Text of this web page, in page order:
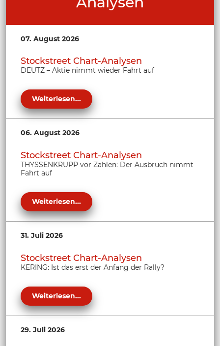
07. August 2026
Stockstreet Chart-Analysen
DEUTZ – Aktie nimmt wieder Fahrt auf
Weiterlesen...
06. August 2026
Stockstreet Chart-Analysen
THYSSENKRUPP vor Zahlen: Der Ausbruch nimmt
Fahrt auf
Weiterlesen...
31. Juli 2026
Stockstreet Chart-Analysen
KERING: Ist das erst der Anfang der Rally?
Weiterlesen...
29. Juli 2026